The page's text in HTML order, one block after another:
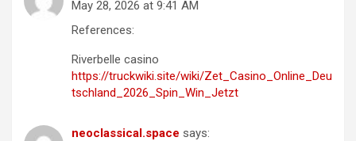
May 28, 2026 at 9:41 AM
References:
Riverbelle casino
https://truckwiki.site/wiki/Zet_Casino_Online_Deu
tschland_2026_Spin_Win_Jetzt
neoclassical.space says: